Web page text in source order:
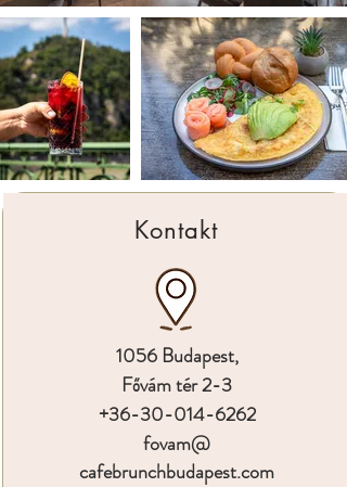
Kontakt
1056 Budapest,
Fővám tér 2-3
+36-30-014-6262
fovam@
cafebrunchbudapest.com